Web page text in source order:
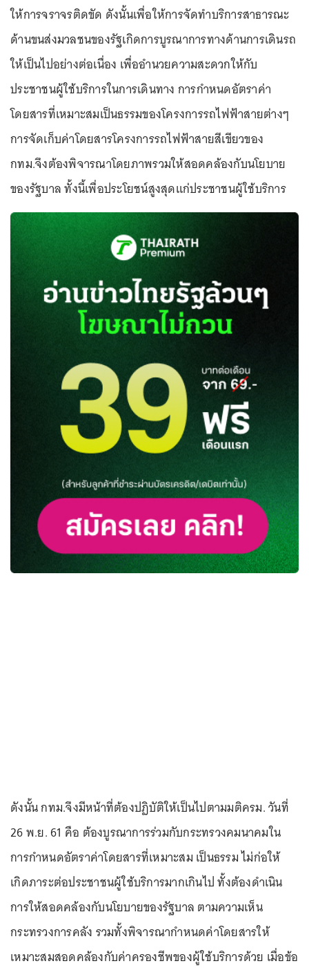
ให้การจราจรติดขัด ดังนั้นเพื่อให้การจัดทำบริการสาธารณะ
ด้านขนส่งมวลชนของรัฐเกิดการบูรณาการทางด้านการเดินรถ
ให้เป็นไปอย่างต่อเนื่อง เพื่ออำนวยความสะดวกให้กับ
ประชาชนผู้ใช้บริการในการเดินทาง การกำหนดอัตราค่า
โดยสารที่เหมาะสมเป็นธรรมของโครงการรถไฟฟ้าสายต่างๆ
การจัดเก็บค่าโดยสารโครงการรถไฟฟ้าสายสีเขียวของ
กทม.จึงต้องพิจารณาโดยภาพรวมให้สอดคล้องกับนโยบาย
ของรัฐบาล ทั้งนี้เพื่อประโยชน์สูงสุดแก่ประชาชนผู้ใช้บริการ
ดังนั้น กทม.จึงมีหน้าที่ต้องปฏิบัติให้เป็นไปตามมติครม. วันที่
26 พ.ย. 61 คือ ต้องบูรณาการร่วมกับกระทรวงคมนาคมใน
การกำหนดอัตราค่าโดยสารที่เหมาะสม เป็นธรรม ไม่ก่อให้
เกิดภาระต่อประชาชนผู้ใช้บริการมากเกินไป ทั้งต้องดำเนิน
การให้สอดคล้องกับนโยบายของรัฐบาล ตามความเห็น
กระทรวงการคลัง รวมทั้งพิจารณากำหนดค่าโดยสารให้
เหมาะสมสอดคล้องกับค่าครองชีพของผู้ใช้บริการด้วย เมื่อข้อ